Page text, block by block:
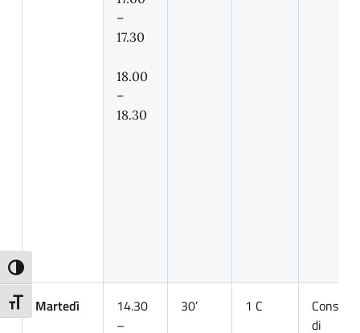
Attiva/disattiva alto contrasto
Attiva/disattiva dimensione testo
–
17.30
18.00
–
18.30
Martedì
14.30
–
30’ 1 C
Consigli
di